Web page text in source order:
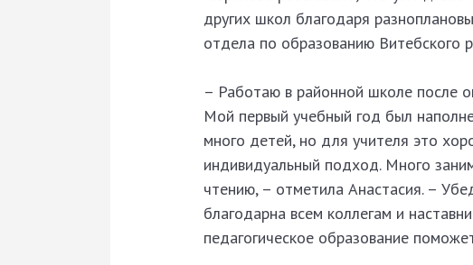
других школ благодаря
отдела по образованию Витебского
– Работаю в районной школе после
Мой первый учебный год был
много детей, но для учителя это
индивидуальный подход. Много
чтению, – отметила Анастасия. –
благодарна всем коллегам и
педагогическое образование